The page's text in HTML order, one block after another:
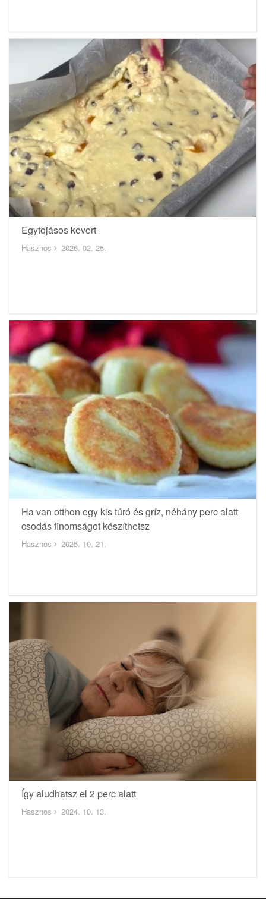
Egytojásos kevert
Hasznos 2026. 02. 25.
Ha van otthon egy kis túró és gríz, néhány perc alatt
csodás finomságot készíthetsz
Hasznos 2025. 10. 21.
Így aludhatsz el 2 perc alatt
Hasznos 2024. 10. 13.